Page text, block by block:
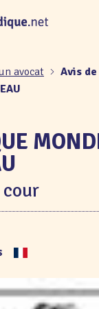
avocat
Avis de